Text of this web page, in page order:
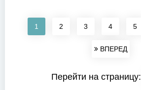
1 2 3 4 5
ВПЕРЕД
Перейти на страницу: